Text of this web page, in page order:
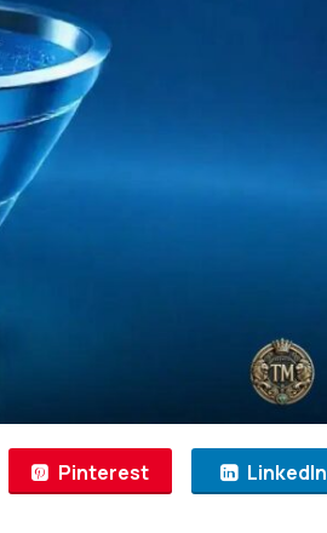
Pinterest LinkedIn